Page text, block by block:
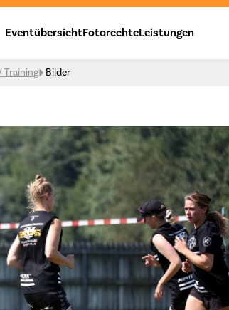
EventübersichtFotorechteLeistungen
Training Bilder